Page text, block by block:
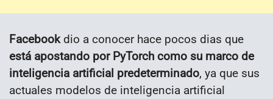
Facebookdio a conocer hace pocos dias que
está apostando por PyTorch como su marco de
inteligencia artificial predeterminado, ya que sus
actuales modelos de inteligencia artificial